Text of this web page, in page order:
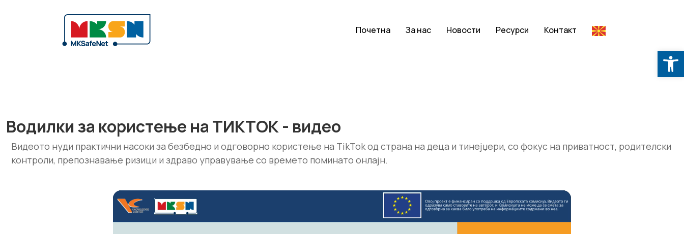
Почетна За нас Новости Ресурси Контакт
Водилки за користење на ТИКТОК - видео
Видеото нуди практични насоки за безбедно и одговорно користење на TikTok од страна на деца и тинејџери, со фокус на приватност, родителски
контроли, препознавање ризици и здраво управување со времето поминато онлајн.